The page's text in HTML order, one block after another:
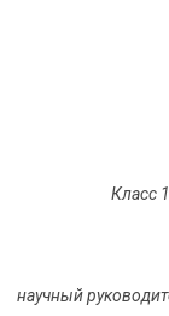
Класс
научный